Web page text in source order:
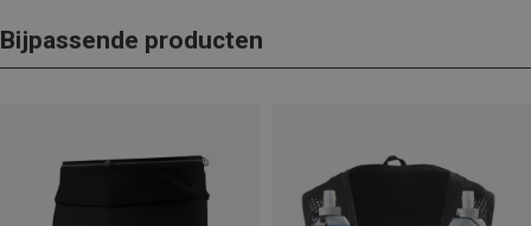
Bijpassende producten